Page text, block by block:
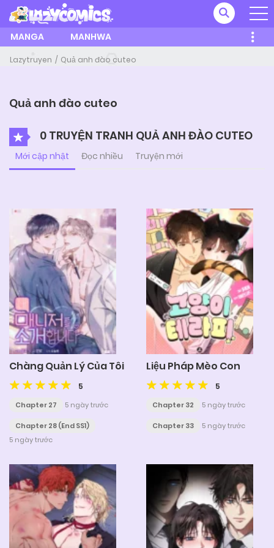
MANGA MANHWA
Lazytruyen Quả anh đào cuteo
Quả anh đào cuteo
0 TRUYỆN TRANH QUẢ ANH ĐÀO CUTEO
Mới cập nhật Đọc nhiều Truyện mới
Chàng Quản Lý Của Tôi
5
Chapter 27 5 ngày trước
Chapter 28 (End SS1)
5 ngày trước
Liệu Pháp Mèo Con
5
Chapter 32 5 ngày trước
Chapter 33 5 ngày trước